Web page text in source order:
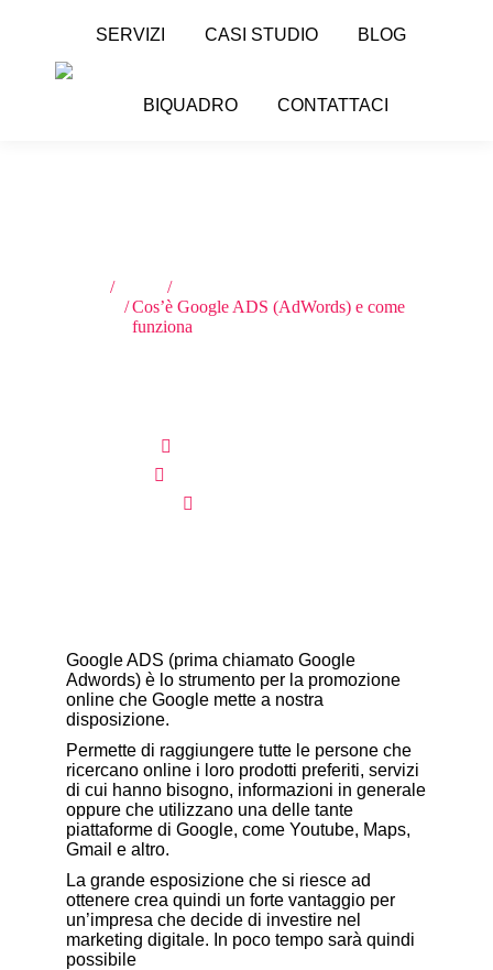
SERVIZI CASI STUDIO BLOG
BIQUADRO CONTATTACI
Tu sei qui:
Home
Cos’è Google ADS (AdWords) e come
funziona
Google ADS (prima chiamato Google
Adwords) è lo strumento per la promozione
online che Google mette a nostra
disposizione.
Permette di raggiungere tutte le persone che
ricercano online i loro prodotti preferiti, servizi
di cui hanno bisogno, informazioni in generale
oppure che utilizzano una delle tante
piattaforme di Google, come Youtube, Maps,
Gmail e altro.
La grande esposizione che si riesce ad
ottenere crea quindi un forte vantaggio per
un’impresa che decide di investire nel
marketing digitale. In poco tempo sarà quindi
possibile